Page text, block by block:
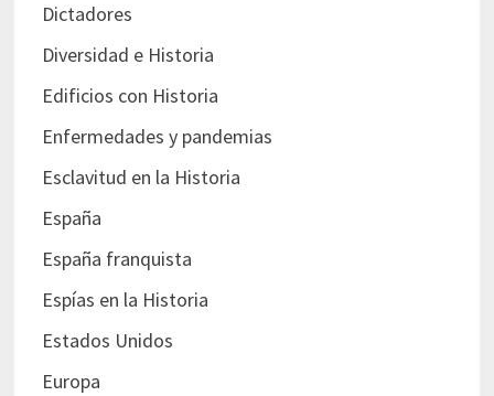
Dictadores
Diversidad e Historia
Edificios con Historia
Enfermedades y pandemias
Esclavitud en la Historia
España
España franquista
Espías en la Historia
Estados Unidos
Europa